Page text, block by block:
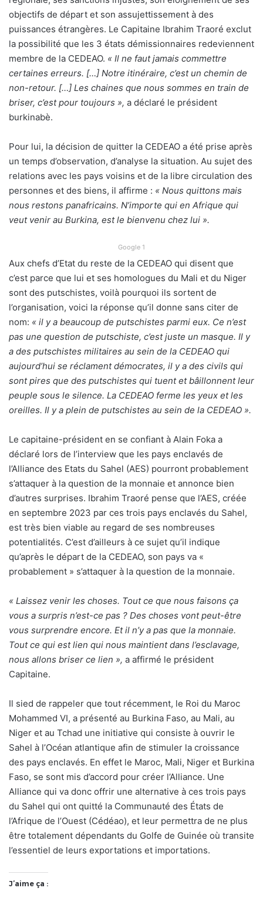
objectifs de départ et son assujettissement à des
puissances étrangères. Le Capitaine Ibrahim Traoré exclut
la possibilité que les 3 états démissionnaires redeviennent
membre de la CEDEAO. « Il ne faut jamais commettre
certaines erreurs. […] Notre itinéraire, c’est un chemin de
non-retour. […] Les chaines que nous sommes en train de
briser, c’est pour toujours », a déclaré le président
burkinabè.
Pour lui, la décision de quitter la CEDEAO a été prise après
un temps d’observation, d’analyse la situation. Au sujet des
relations avec les pays voisins et de la libre circulation des
personnes et des biens, il affirme : « Nous quittons mais
nous restons panafricains. N’importe qui en Afrique qui
veut venir au Burkina, est le bienvenu chez lui ».
Google 1
Aux chefs d’Etat du reste de la CEDEAO qui disent que
c’est parce que lui et ses homologues du Mali et du Niger
sont des putschistes, voilà pourquoi ils sortent de
l’organisation, voici la réponse qu’il donne sans citer de
nom: « il y a beaucoup de putschistes parmi eux. Ce n’est
pas une question de putschiste, c’est juste un masque. Il y
a des putschistes militaires au sein de la CEDEAO qui
aujourd’hui se réclament démocrates, il y a des civils qui
sont pires que des putschistes qui tuent et bâillonnent leur
peuple sous le silence. La CEDEAO ferme les yeux et les
oreilles. Il y a plein de putschistes au sein de la CEDEAO ».
Le capitaine-président en se confiant à Alain Foka a
déclaré lors de l’interview que les pays enclavés de
l’Alliance des Etats du Sahel (AES) pourront probablement
s’attaquer à la question de la monnaie et annonce bien
d’autres surprises. Ibrahim Traoré pense que l’AES, créée
en septembre 2023 par ces trois pays enclavés du Sahel,
est très bien viable au regard de ses nombreuses
potentialités. C’est d’ailleurs à ce sujet qu’il indique
qu’après le départ de la CEDEAO, son pays va «
probablement » s’attaquer à la question de la monnaie.
« Laissez venir les choses. Tout ce que nous faisons ça
vous a surpris n’est-ce pas ? Des choses vont peut-être
vous surprendre encore. Et il n’y a pas que la monnaie.
Tout ce qui est lien qui nous maintient dans l’esclavage,
nous allons briser ce lien », a affirmé le président
Capitaine.
Il sied de rappeler que tout récemment, le Roi du Maroc
Mohammed VI, a présenté au Burkina Faso, au Mali, au
Niger et au Tchad une initiative qui consiste à ouvrir le
Sahel à l’Océan atlantique afin de stimuler la croissance
des pays enclavés. En effet le Maroc, Mali, Niger et Burkina
Faso, se sont mis d’accord pour créer l’Alliance. Une
Alliance qui va donc offrir une alternative à ces trois pays
du Sahel qui ont quitté la Communauté des États de
l’Afrique de l’Ouest (Cédéao), et leur permettra de ne plus
être totalement dépendants du Golfe de Guinée où transite
l’essentiel de leurs exportations et importations.
J’aime ça :